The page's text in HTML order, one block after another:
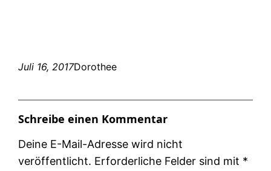
Juli 16, 2017Dorothee
Schreibe einen Kommentar
Deine E-Mail-Adresse wird nicht
veröffentlicht. Erforderliche Felder sind mit *